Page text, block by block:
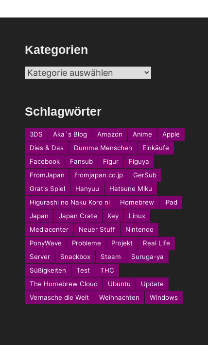
Kategorien
Kategorien
Schlagwörter
3DS Aka´s Blog Amazon Anime
Apple
Dies & Das
Dumme Menschen
Einkäufe
Facebook
Fansub Figur
Figuya
FromJapan
fromjapan.co.jp
GerSub
Gratis Spiel
Hanyuu
Hatsune Miku
Higurashi no Naku Koro ni
Homebrew
iPad
Japan
Japan Crate Key
Linux
Mediacenter
Neuer Stuff
Nintendo
PonyWave
Probleme Projekt
Real Life
Server
Snackbox Steam
Suruga-ya
Süßigkeiten
Test
THC
The Homebrew Cloud
Ubuntu
Update
Vernasche die Welt
Weihnachten Windows